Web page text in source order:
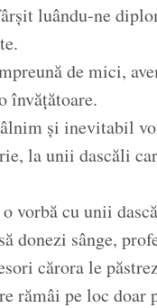
luându-ne
de mici,
învățătoare.
și inevitabil
la unii dascăli
vorbă cu unii
donezi sânge,
cărora le
rămâi pe loc doar